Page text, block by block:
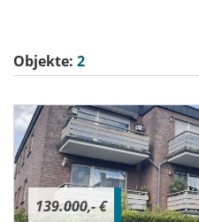
Objekte: 2
139.000,- €